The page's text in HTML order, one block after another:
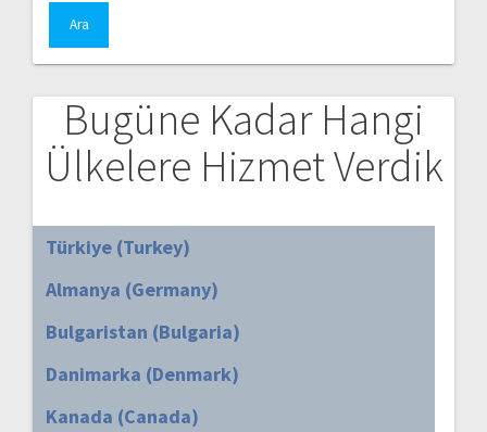
Bugüne Kadar Hangi
Ülkelere Hizmet Verdik
Türkiye (Turkey)
Almanya (Germany)
Bulgaristan (Bulgaria)
Danimarka (Denmark)
Kanada (Canada)